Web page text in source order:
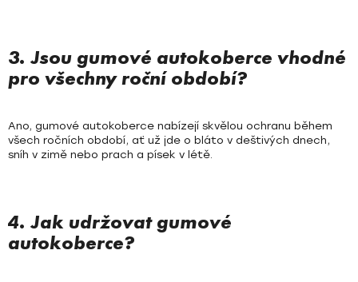
3. Jsou gumové autokoberce vhodné
pro všechny roční období?
Ano, gumové autokoberce nabízejí skvělou ochranu během
všech ročních období, ať už jde o bláto v deštivých dnech,
sníh v zimě nebo prach a písek v létě.
4. Jak udržovat gumové
autokoberce?